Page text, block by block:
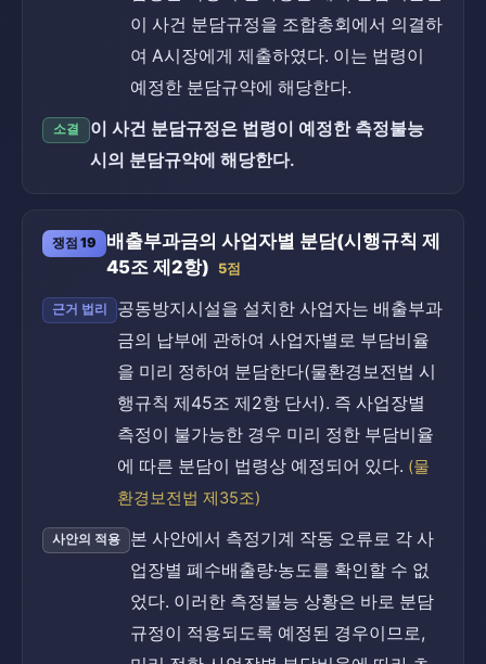
이 사건 분담규정을 조합총회에서 의결하
여 A시장에게 제출하였다. 이는 법령이
예정한 분담규약에 해당한다.
소결
이 사건 분담규정은 법령이 예정한 측정불능
시의 분담규약에 해당한다.
쟁점 19
배출부과금의 사업자별 분담(시행규칙 제
45조 제2항) 5점
근거 법리
공동방지시설을 설치한 사업자는 배출부과
금의 납부에 관하여 사업자별로 부담비율
을 미리 정하여 분담한다(물환경보전법 시
행규칙 제45조 제2항 단서). 즉 사업장별
측정이 불가능한 경우 미리 정한 부담비율
에 따른 분담이 법령상 예정되어 있다. (물
환경보전법 제35조)
사안의 적용
본 사안에서 측정기계 작동 오류로 각 사
업장별 폐수배출량·농도를 확인할 수 없
었다. 이러한 측정불능 상황은 바로 분담
규정이 적용되도록 예정된 경우이므로,